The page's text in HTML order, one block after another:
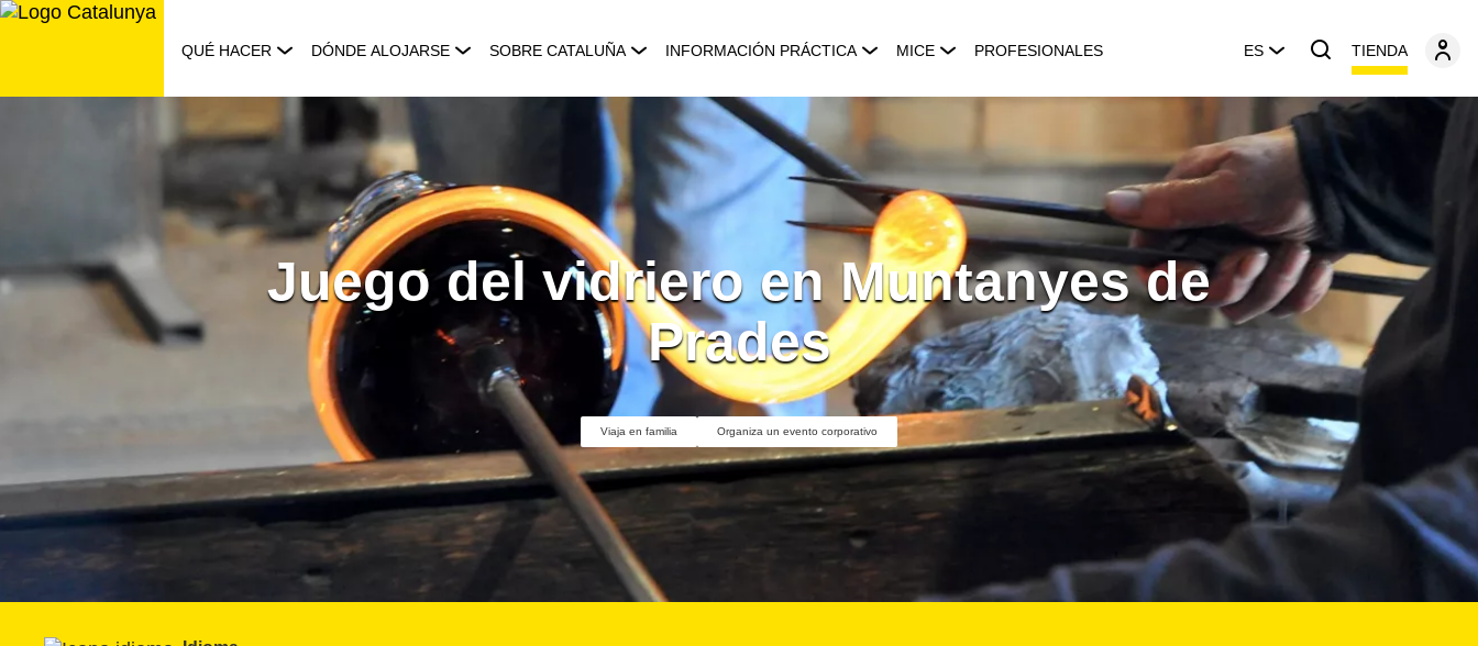
Saltar
QUÉ HACER DÓNDE ALOJARSE SOBRE CATALUÑA INFORMACIÓN PRÁCTICA MICE PROFESIONALES ES TIENDA
Juego del vidriero en Muntanyes de
Prades
Viaja en familia Organiza un evento corporativo